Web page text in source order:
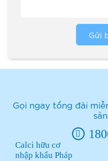
Gọi ngay tổng đài
Calci hữu cơ
nhập khẩu Pháp